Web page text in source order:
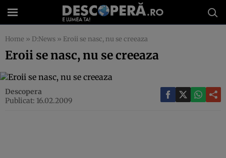
Home » D:News » Eroii se nasc, nu se creeaza
Eroii se nasc, nu se creeaza
Descopera
Publicat: 16.02.2009